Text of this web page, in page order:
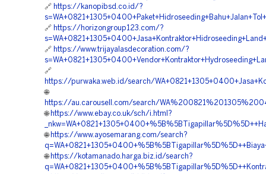
🔗 https://kanopibsd.co.id/?
🔗 https://horizongroup123.com/?
🔗 https://www.trijayalasdecoration.com/?
🔗
https://purwaka.web.id/search/
🌐
https://au.carousell.com/search/
🌐 https://www.ebay.co.uk/sch/i.html?
🌐 https://www.ayosemarang.com/search?
🌐 https://kotamanado.harga.biz.id/search?